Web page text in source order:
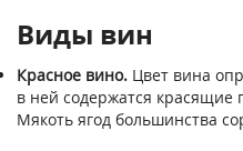
Виды вин
Красное вино. Цвет вина
в ней содержатся
Мякоть ягод большинства